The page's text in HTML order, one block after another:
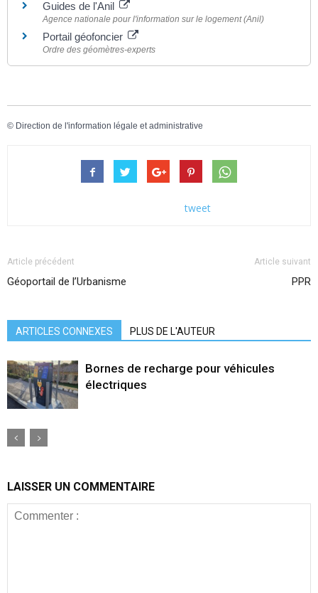
Guides de l'Anil
Agence nationale pour l'information sur le logement (Anil)
Portail géofoncier
Ordre des géomètres-experts
© Direction de l'information légale et administrative
tweet
Article précédent
Géoportail de l’Urbanisme
Article suivant
PPR
ARTICLES CONNEXES PLUS DE L'AUTEUR
Bornes de recharge pour véhicules
électriques
LAISSER UN COMMENTAIRE